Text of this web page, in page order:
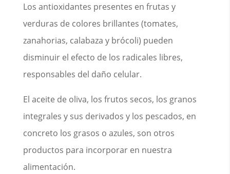
Los antioxidantes presentes en frutas y
verduras de colores brillantes (tomates,
zanahorias, calabaza y brócoli) pueden
disminuir el efecto de los radicales libres,
responsables del daño celular.
El aceite de oliva, los frutos secos, los granos
integrales y sus derivados y los pescados, en
concreto los grasos o azules, son otros
productos para incorporar en nuestra
alimentación.